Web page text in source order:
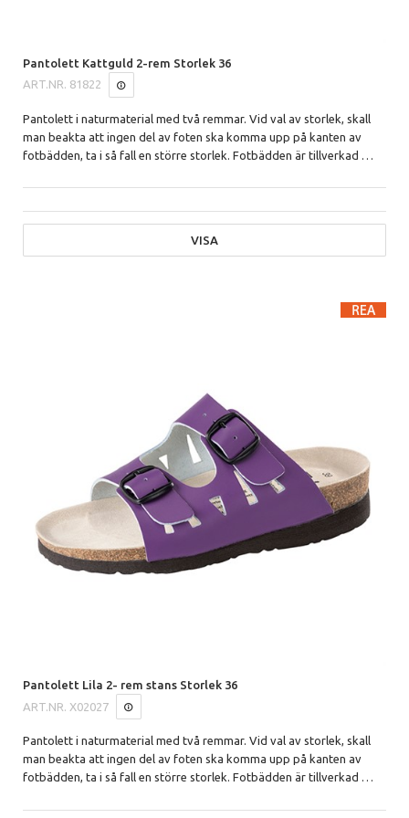
Pantolett Kattguld 2-rem Storlek 36
ART.NR. 81822
Pantolett i naturmaterial med två remmar. Vid val av storlek, skall
man beakta att ingen del av foten ska komma upp på kanten av
fotbädden, ta i så fall en större storlek. Fotbädden är tillverkad …
VISA
Pantolett Lila 2- rem stans Storlek 36
ART.NR. X02027
Pantolett i naturmaterial med två remmar. Vid val av storlek, skall
man beakta att ingen del av foten ska komma upp på kanten av
fotbädden, ta i så fall en större storlek. Fotbädden är tillverkad …